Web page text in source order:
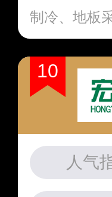
制冷、地板
10
人气